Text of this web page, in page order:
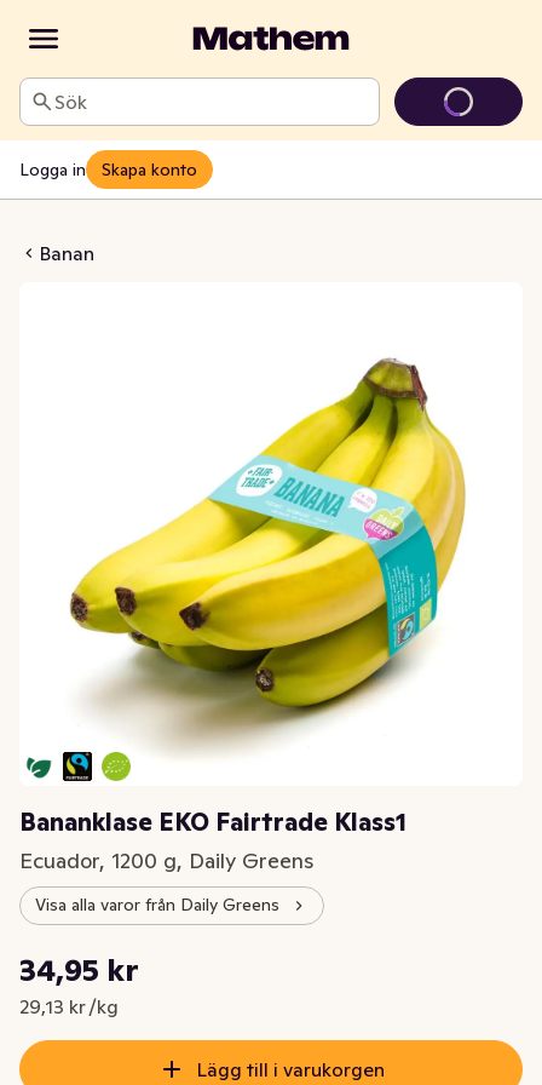
Sök
Logga in Skapa konto
Banan
Fairtrade Klass1
Bananklase EKO Fairtrade Klass1
Ecuador, 1200 g, Daily Greens
Visa alla varor från Daily Greens
Nuvarande pris är: 34,95 kr
34,95 kr
29,13 kr /kg
Styckpris: 29,13 kr /kg
Lägg till i varukorgen